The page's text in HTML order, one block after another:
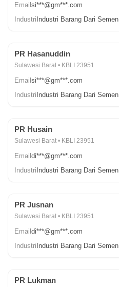
Emailsi***@gm***.com
IndustriIndustri Barang Dari Semen
PR Hasanuddin
Sulawesi Barat • KBLI 23951
Emailsi***@gm***.com
IndustriIndustri Barang Dari Semen
PR Husain
Sulawesi Barat • KBLI 23951
Emaildi***@gm***.com
IndustriIndustri Barang Dari Semen
PR Jusnan
Sulawesi Barat • KBLI 23951
Emaildi***@gm***.com
IndustriIndustri Barang Dari Semen
PR Lukman